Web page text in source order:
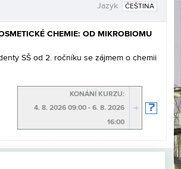
Jazyk ČEŠTINA
CHEMIE: OD MIKROBIOMU
SŠ od 2. ročníku se zájmem o chemii
KONÁNÍ KURZU:
4. 8. 2026 09:00 - 6. 8. 2026
16:00